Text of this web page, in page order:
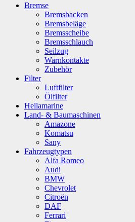
Bremse
Bremsbacken
Bremsbeläge
Bremsscheibe
Bremsschlauch
Seilzug
Warnkontakte
Zubehör
Filter
Luftfilter
Ölfilter
Hellamarine
Land- & Baumaschinen
Amazone
Komatsu
Sany
Fahrzeugtypen
Alfa Romeo
Audi
BMW
Chevrolet
Citroën
DAF
Ferrari